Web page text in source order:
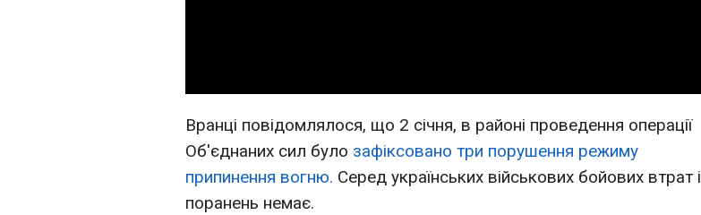
Вранці повідомлялося, що 2 січня, в районі проведення операції
Об'єднаних сил було зафіксовано три порушення режиму
припинення вогню. Серед українських військових бойових втрат і
поранень немає.